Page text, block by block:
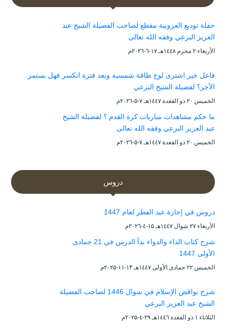
حفلة توديع العزوبية مقطع لصاحب الفضيلة الشيخ عبد
العزيز البرعي وفقه الله تعالى
الأربعاء ۲ محرم ۱٤٤۸هـ ۱۷-٦-۲۰۲٦م
فاعل خير اشترى لوح طاقة شمسية وبعد فترة انكسر فهل يستمر
الأجر؟ لفضيلة الشيخ البرعي
الخميس ۲۰ ذو القعدة ۱٤٤۷هـ ۷-۵-۲۰۲٦م
ما حكم مشاهدات مباريات كرة القدم ؟ لفضيلة الشيخ
عبد العزيز البرعي وفقه الله تعالى
الخميس ۲۰ ذو القعدة ۱٤٤۷هـ ۷-۵-۲۰۲٦م
دروس
دروس في إجازة عيد الفطر لعام 1447
الأربعاء ۲۷ شوال ۱٤٤۷هـ ۱۵-٤-۲۰۲٦م
شرح كتاب الداء والدواء بدأ الدرس في 21 جمادى
الأولى 1447
الخميس ۲۲ جمادى الأولى ۱٤٤۷هـ ۱۳-۱۱-۲۰۲۵م
شرح نواقض الإسلام في شوال 1446 لصاحب الفضيلة
الشيخ عبد العزيز البرعي
الثلاثاء ۱ ذو القعدة ۱٤٤٦هـ ۲۹-٤-۲۰۲۵م